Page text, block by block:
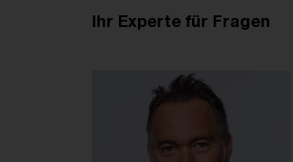
Ihr Experte für Fragen